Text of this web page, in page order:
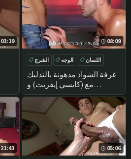
03:19 08:09
غرفة الشواذ مدهونة بالتدليك
مع (كايسي إيفريت) و
(جوردان بوس
الشرج الوجه
اللسان
تدليك
21:43 05:06